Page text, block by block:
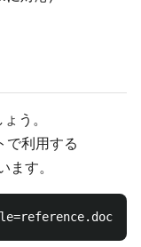
う。
で利用する
ます。